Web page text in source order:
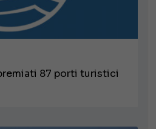
87 porti turistici